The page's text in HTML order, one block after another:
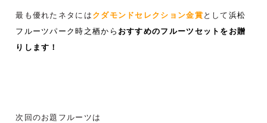
最も優れたネタには クダモンドセレクション金賞 として 浜松
フルーツパーク時之栖から おすすめのフルーツセットをお贈
りします！
次回のお題フルーツは